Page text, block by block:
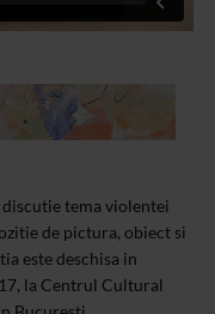
tema violentei
de pictura, obiect si
este deschisa in
la Centrul Cultural